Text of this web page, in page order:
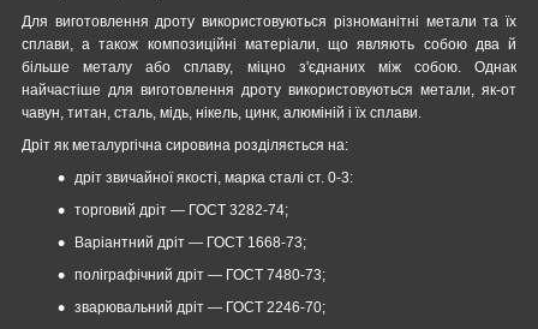
Для виготовлення дроту використовуються різноманітні метали та їх
сплави, а також композиційні матеріали, що являють собою два й
більше металу або сплаву, міцно з'єднаних між собою. Однак
найчастіше для виготовлення дроту використовуються метали, як-от
чавун, титан, сталь, мідь, нікель, цинк, алюміній і їх сплави.
Дріт як металургічна сировина розділяється на:
дріт звичайної якості, марка сталі ст. 0-3:
торговий дріт — ГОСТ 3282-74;
Варіантний дріт — ГОСТ 1668-73;
поліграфічний дріт — ГОСТ 7480-73;
зварювальний дріт — ГОСТ 2246-70;